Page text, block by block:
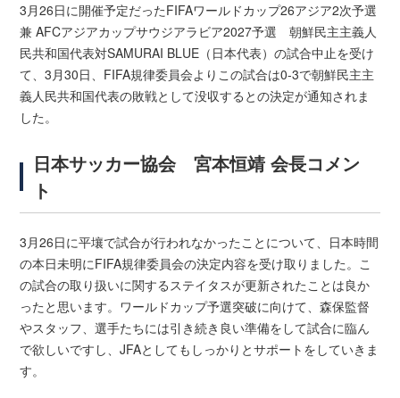
3月26日に開催予定だったFIFAワールドカップ26アジア2次予選
兼 AFCアジアカップサウジアラビア2027予選 朝鮮民主主義人
民共和国代表対SAMURAI BLUE（日本代表）の試合中止を受け
て、3月30日、FIFA規律委員会よりこの試合は0-3で朝鮮民主主
義人民共和国代表の敗戦として没収するとの決定が通知されま
した。
日本サッカー協会 宮本恒靖 会長コメン
ト
3月26日に平壤で試合が行われなかったことについて、日本時間
の本日未明にFIFA規律委員会の決定内容を受け取りました。こ
の試合の取り扱いに関するステイタスが更新されたことは良か
ったと思います。ワールドカップ予選突破に向けて、森保監督
やスタッフ、選手たちには引き続き良い準備をして試合に臨ん
で欲しいですし、JFAとしてもしっかりとサポートをしていきま
す。